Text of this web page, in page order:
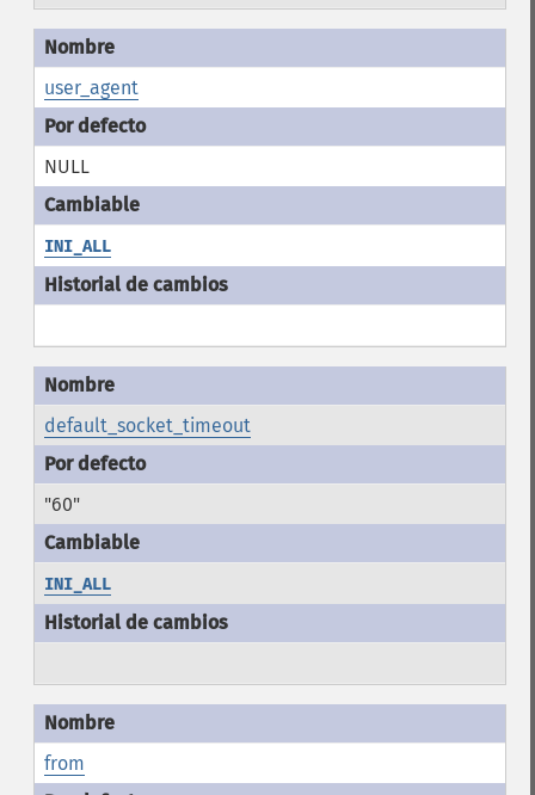
user_agent
NULL
INI_ALL
default_socket_timeout
"60"
INI_ALL
from